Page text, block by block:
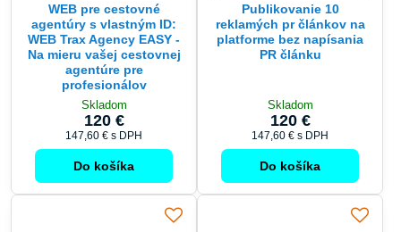
WEB pre cestovné
agentúry s vlastným ID:
WEB Trax Agency EASY -
Na mieru vašej cestovnej
agentúre pre
profesionálov
Skladom
120 €
147,60 € s DPH
Do košíka
Publikovanie 10
reklamých pr článkov na
platforme bez napísania
PR článku
Skladom
120 €
147,60 € s DPH
Do košíka